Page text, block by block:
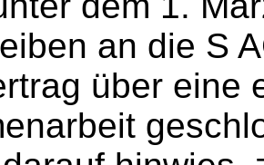
an die S
über eine